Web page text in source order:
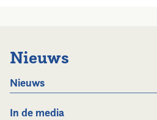
Nieuws
Nieuws
In de media